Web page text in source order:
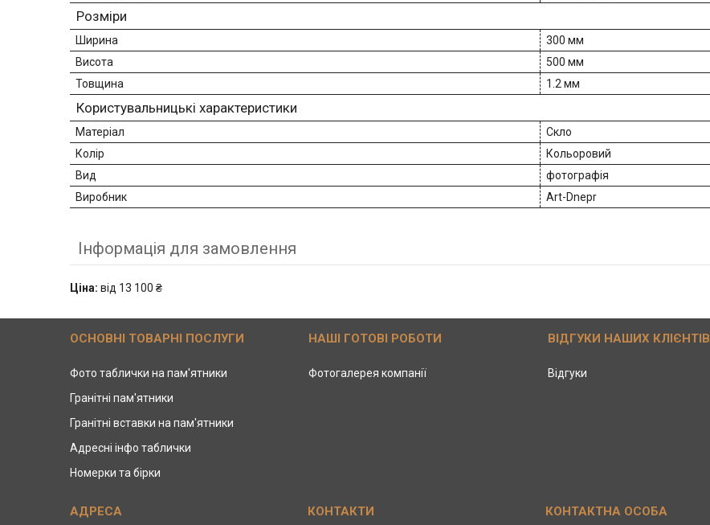
Розміри
Ширина
300 мм
Висота
500 мм
Товщина
1.2 мм
Користувальницькі характеристики
Матеріал
Скло
Колір
Кольоровий
Вид
фотографія
Виробник
Art-Dnepr
Інформація для замовлення
Ціна: від 13 100 ₴
ОСНОВНІ ТОВАРНІ ПОСЛУГИ
Фото таблички на пам'ятники
Гранітні пам'ятники
Гранітні вставки на пам'ятники
Адресні інфо таблички
Номерки та бірки
НАШІ ГОТОВІ РОБОТИ
Фотогалерея компанії
ВІДГУКИ НАШИХ КЛІЄНТІВ
Відгуки